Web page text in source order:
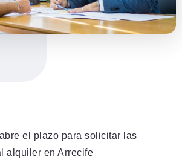
el plazo para solicitar las
alquiler en Arrecife